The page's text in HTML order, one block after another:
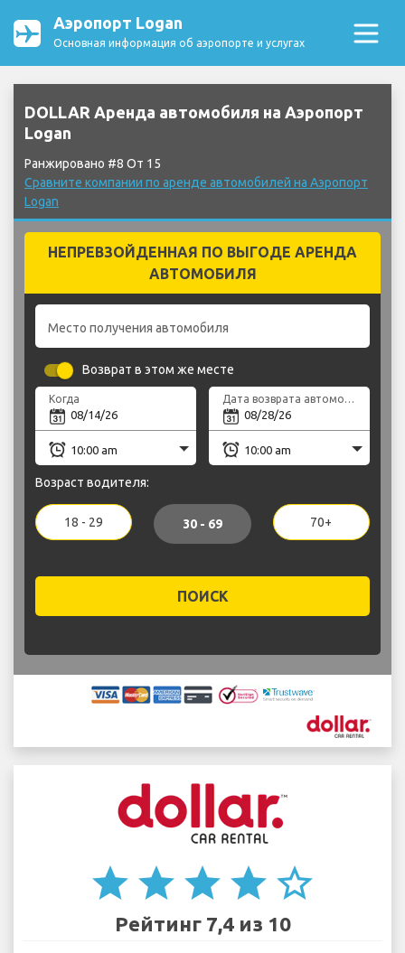
Аэропорт Logan
Основная информация об аэропорте и услугах
DOLLAR Аренда автомобиля на Аэропорт
Logan
Ранжировано #8 От 15
Сравните компании по аренде автомобилей на Аэропорт
Logan
НЕПРЕВЗОЙДЕННАЯ ПО ВЫГОДЕ АРЕНДА
АВТОМОБИЛЯ
Место получения автомобиля
Возврат в этом же месте
Когда Дата возврата автомобиля
Возраст водителя:
18 - 29 30 - 69 70+
ПОИСК
star star star star star_border
Рейтинг 7,4 из 10